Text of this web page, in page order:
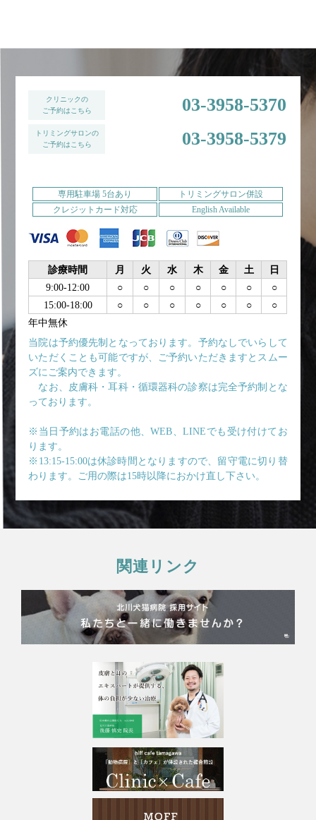
クリニックの
ご予約はこちら
03-3958-5370
トリミングサロンの
ご予約はこちら
03-3958-5379
専用駐車場 5台あり
トリミングサロン併設
クレジットカード対応
English Available
診療時間 月 火 水 木 金 土
日
9:00-12:00
○ ○ ○ ○ ○ ○
○
15:00-18:00
○ ○ ○ ○ ○ ○ ○
年中無休
当院は予約優先制となっております。予約なしでいらして
いただくことも可能ですが、ご予約いただきますとスムー
ズにご案内できます。
なお、皮膚科・耳科・循環器科の診察は完全予約制とな
っております。
※当日予約はお電話の他、WEB、LINEでも受け付けてお
ります。
※13:15-15:00は休診時間となりますので、留守電に切り替
わります。ご用の際は15時以降におかけ直し下さい。
関連リンク